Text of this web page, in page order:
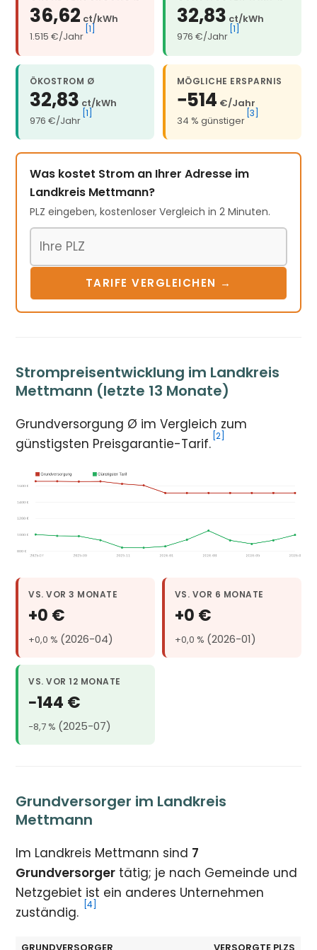
36,62 ct/kWh
1.515 €/Jahr
[1]
32,83 ct/kWh
976 €/Jahr
[1]
ÖKOSTROM Ø
32,83 ct/kWh
976 €/Jahr
[1]
MÖGLICHE ERSPARNIS
−514 €/Jahr
34 % günstiger
[3]
Was kostet Strom an Ihrer Adresse im
Landkreis Mettmann?
PLZ eingeben, kostenloser Vergleich in 2 Minuten.
TARIFE VERGLEICHEN →
Strompreisentwicklung im Landkreis
Mettmann (letzte 13 Monate)
Grundversorgung Ø im Vergleich zum
günstigsten Preisgarantie-Tarif. [2]
VS. VOR 3 MONATE
+0 €
+0,0 % (2026-04)
VS. VOR 6 MONATE
+0 €
+0,0 % (2026-01)
VS. VOR 12 MONATE
−144 €
−8,7 % (2025-07)
Grundversorger im Landkreis
Mettmann
Im Landkreis Mettmann sind 7
Grundversorger tätig; je nach Gemeinde und
Netzgebiet ist ein anderes Unternehmen
zuständig.
[4]